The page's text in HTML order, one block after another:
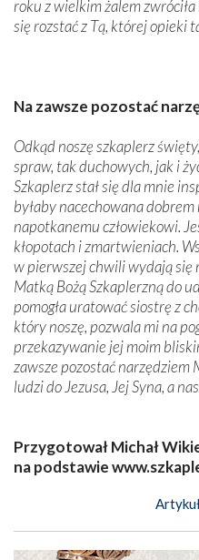
roku z wielkim żalem
się rozstać z Tą, której opieki
Na zawsze pozostać
Odkąd noszę szkaplerz
spraw, tak duchowych, jak i
Szkaplerz stał się dla mnie
byłaby nacechowana
napotkanemu człowiekowi.
kłopotach i zmartwieniach.
w pierwszej chwili wydają się
Matką Bożą Szkaplerzną do
pomogła uratować siostrę z
który noszę, pozwala mi na
przekazywanie jej moim
zawsze pozostać
ludzi do Jezusa, Jej Syna, a
Przygotował Michał
na podstawie